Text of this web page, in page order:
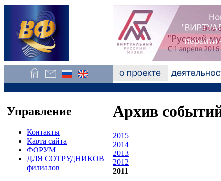
Управление
Контакты
Карта сайта
ФОРУМ
ДЛЯ СОТРУДНИКОВ
филиалов
Архив
2015
2014
2013
2012
2011